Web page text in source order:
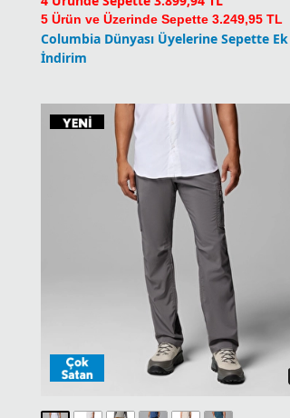
Silver Ridge Utility Erkek Pantolon
7.399,90TL